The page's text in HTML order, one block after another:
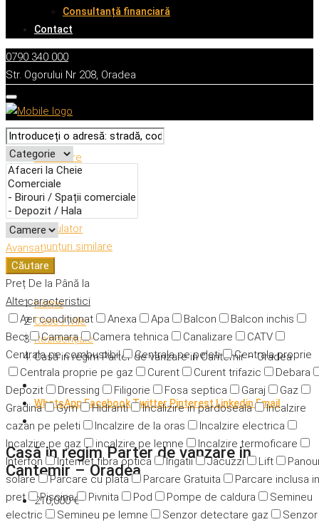
Consultanță financiară
Contact
0790 340 000
Str. Ogorului Nr 208, Oradea
Avansat
Căutare
Preț De la Până la
Alte caracteristici
Aer condiționat
Anexa Apa Balcon
Balcon inchis
Beci
Camara Camera tehnica Canalizare
CATV
Centrala pe combustibil
Centrala pe peleti
Centrala proprie
Centrala proprie pe gaz
Curent Curent trifazic
Debara
Depozit
Dressing Filigorie Fosa septica Garaj
Gaz
Gradina
Gym Hidranti Incalizire in pardoseala
Incalzire
cazan pe peleti
Incalzire de la oras
Incalzire electrica
Incalzire pe gaz
incalzire pe lemne
Incalzire termoficare
Interfon
Internet fibra optica Irigatii Jacuzzi Lift
solare
Parcare cu plata Parcare Gratuita
Parcare inclusa in
pret
Piscina Pivnita Pod Pompe de caldura
Semineu
electric
Semineu pe lemne Senzor detectare gaz
Senzor
Descriere
Caracteristici
Adresă
Detalii
Calculator
Anunțuri similare
Home
Case / Vile
Rezidențiale
Casă in regim Parter de vanzare in Cantemir – Oradea
WhatsAppFacebookTwitter Pinterest LinkedinEmail
Casă in regim Parter de vanzare in
Cantemir – Oradea
210,000 €